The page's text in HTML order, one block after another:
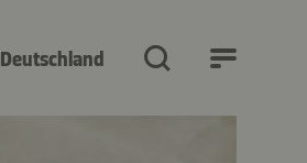
Deutschland